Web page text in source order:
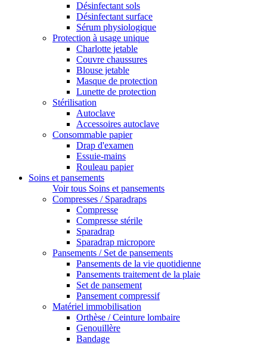
Désinfectant sols
Désinfectant surface
Sérum physiologique
Protection à usage unique
Charlotte jetable
Couvre chaussures
Blouse jetable
Masque de protection
Lunette de protection
Stérilisation
Autoclave
Accessoires autoclave
Consommable papier
Drap d'examen
Essuie-mains
Rouleau papier
Soins et pansements
Voir tous Soins et pansements
Compresses / Sparadraps
Compresse
Compresse stérile
Sparadrap
Sparadrap micropore
Pansements / Set de pansements
Pansements de la vie quotidienne
Pansements traitement de la plaie
Set de pansement
Pansement compressif
Matériel immobilisation
Orthèse / Ceinture lombaire
Genouillère
Bandage